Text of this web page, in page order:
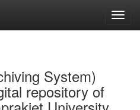
System)
repository of